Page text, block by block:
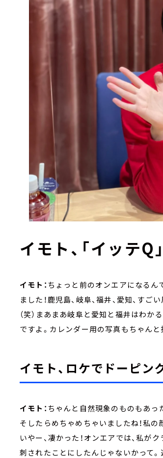
イモト、「イッテ
イモト： ちょっと前のオンエアになるん
ました！鹿児島、岐阜、福井、愛知、す
（笑）まあまあ岐阜と愛知と福井はわか
ですよ。カレンダー用の写真もちゃんと
イモト、ロケでドーピン
イモト： ちゃんと自然現象のものもあっ
そしたらめちゃめちゃいましたね！私
いやー、凄かった！オンエアでは、私が
刺されたことにしたんじゃないかって